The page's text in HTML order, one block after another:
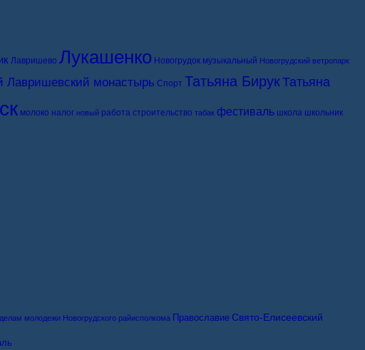
Лавришево Лукашенко Новогрудок музыкальный Новогрудский ветропарк
Лавришевский монастырь Спорт Татьяна БирукТатьяна
молоко налог новый работастроительство табак фестиваль школа школьник
молодежи Новогрудского райисполкома Православие Свято-Елисеевский